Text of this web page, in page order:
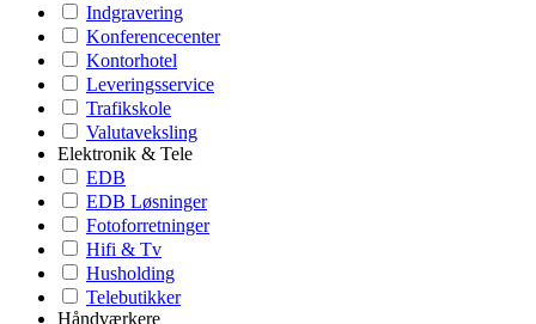
Indgravering
Konferencecenter
Kontorhotel
Leveringsservice
Trafikskole
Valutaveksling
Elektronik & Tele
EDB
EDB Løsninger
Fotoforretninger
Hifi & Tv
Husholding
Telebutikker
Håndværkere